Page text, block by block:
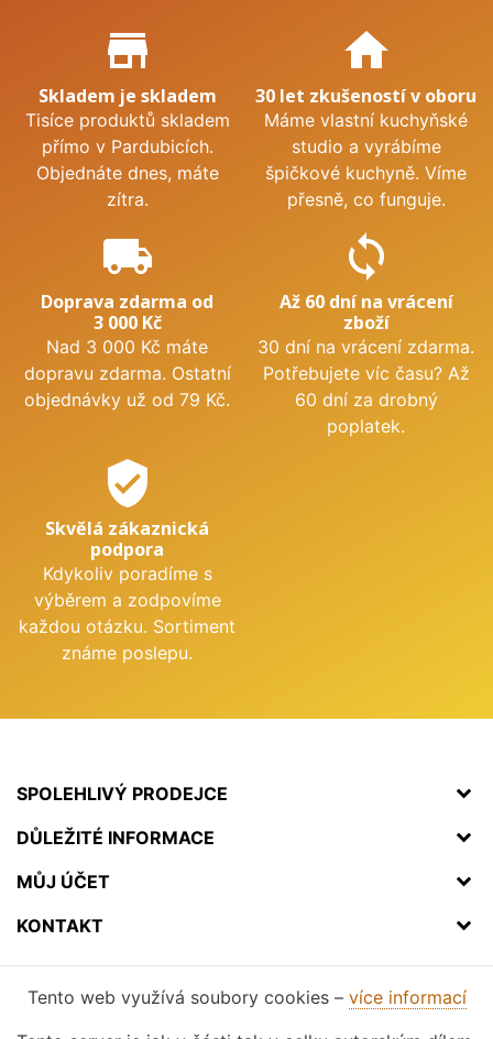
Proč nakupovat u nás?
store_mall_directory
Skladem je skladem
Tisíce produktů skladem
přímo v Pardubicích.
Objednáte dnes, máte
zítra.
home
30 let zkušeností v oboru
Máme vlastní kuchyňské
studio a vyrábíme
špičkové kuchyně. Víme
přesně, co funguje.
local_shipping
Doprava zdarma od
3 000 Kč
Nad 3 000 Kč máte
dopravu zdarma. Ostatní
objednávky už od 79 Kč.
sync
Až 60 dní na vrácení
zboží
30 dní na vrácení zdarma.
Potřebujete víc času? Až
60 dní za drobný
poplatek.
verified_user
Skvělá zákaznická
podpora
Kdykoliv poradíme s
výběrem a zodpovíme
každou otázku. Sortiment
známe poslepu.
SPOLEHLIVÝ PRODEJCE
DŮLEŽITÉ INFORMACE
MŮJ ÚČET
KONTAKT
Tento web využívá soubory cookies – více informací